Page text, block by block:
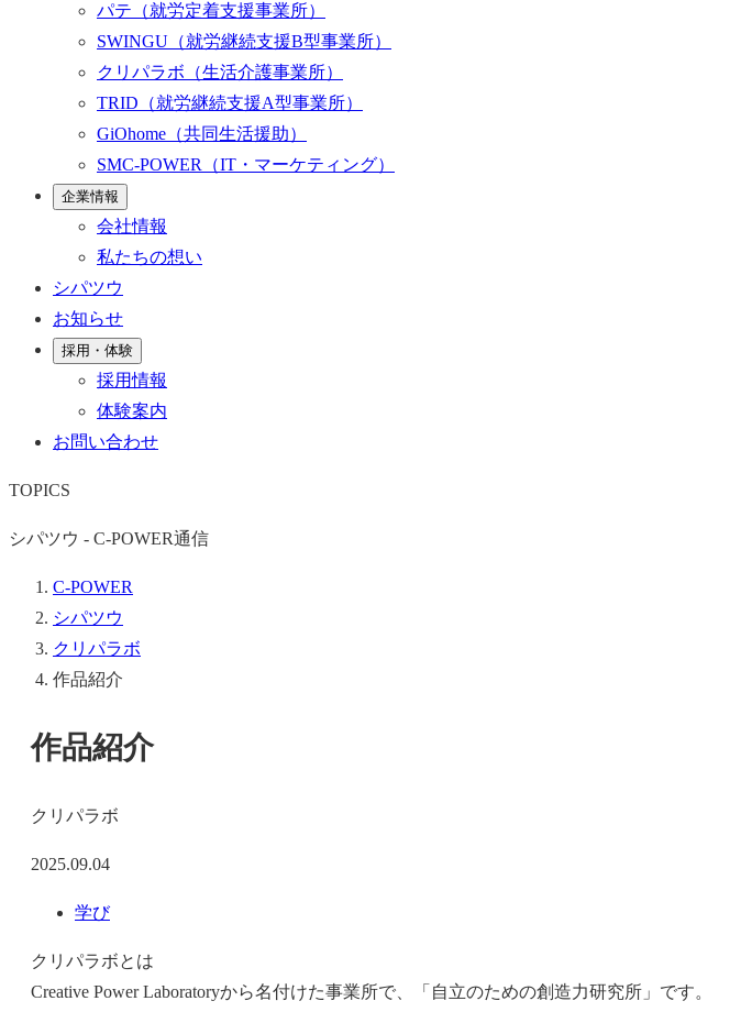
パテ （就労定着支援事業所）
SWINGU （就労継続支援B型事業所）
クリパラボ （生活介護事業所）
TRID （就労継続支援A型事業所）
GiOhome （共同生活援助）
SMC-POWER
（IT・マーケティング）
企業情報
会社情報
私たちの想い
シパツウ
お知らせ
採用・体験
採用情報
体験案内
お問い合わせ
TOPICS
シパツウ - C-POWER通信
C-POWER
シパツウ
クリパラボ
作品紹介
作品紹介
クリパラボ
2025.09.04
学び
クリパラボとは
Creative Power Laboratoryから名付けた事業所で、「自立のための創造力研究所」です。